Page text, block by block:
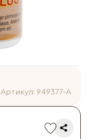
Артикул: 949377-A